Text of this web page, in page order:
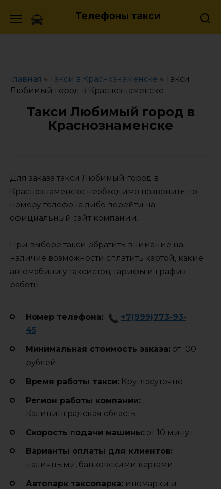
Телефоны такси
Главная » Такси в Краснознаменске » Такси
Любимый город в Краснознаменске
Такси Любимый город в
Краснознаменске
Для заказа такси Любимый город в
Краснознаменске необходимо позвонить по
номеру телефона либо перейти на
официальный сайт компании.
При выборе такси обратить внимание на
наличие возможности оплатить картой, какие
автомобили у таксистов, тарифы и график
работы.
Номер телефона:
+7(999)773-93-
45
Минимальная стоимость заказа: от 100
рублей
Время работы такси: Круглосуточно
Регион работы компании:
Калининградская область
Cкорость подачи машины: от 10 минут
Варианты оплаты для клиентов:
наличными, банковскими картами
Автопарк таксопарка: иномарки и